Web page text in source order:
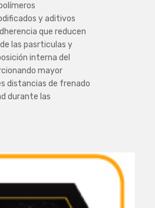
y aditivos
que reducen
las pasrticulas y
interna del
mayor
distancias de frenado
durante las